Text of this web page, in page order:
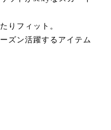
りフィット。
ズン活躍するアイテム